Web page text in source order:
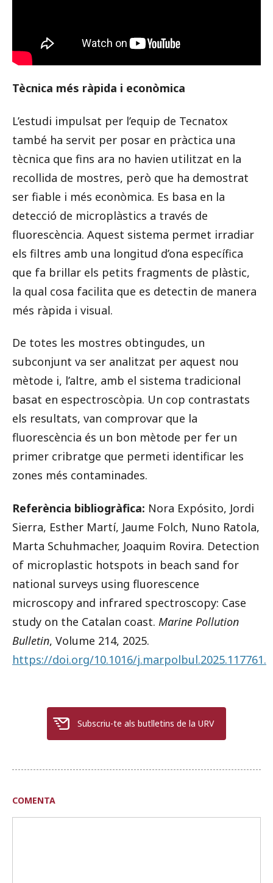
Tècnica més ràpida i econòmica
L’estudi impulsat per l’equip de Tecnatox
també ha servit per posar en pràctica una
tècnica que fins ara no havien utilitzat en la
recollida de mostres, però que ha demostrat
ser fiable i més econòmica. Es basa en la
detecció de microplàstics a través de
fluorescència. Aquest sistema permet irradiar
els filtres amb una longitud d’ona específica
que fa brillar els petits fragments de plàstic,
la qual cosa facilita que es detectin de manera
més ràpida i visual.
De totes les mostres obtingudes, un
subconjunt va ser analitzat per aquest nou
mètode i, l’altre, amb el sistema tradicional
basat en espectroscòpia. Un cop contrastats
els resultats, van comprovar que la
fluorescència és un bon mètode per fer un
primer cribratge que permeti identificar les
zones més contaminades.
Referència bibliogràfica: Nora Expósito, Jordi
Sierra, Esther Martí, Jaume Folch, Nuno Ratola,
Marta Schuhmacher, Joaquim Rovira. Detection
of microplastic hotspots in beach sand for
national surveys using fluorescence
microscopy and infrared spectroscopy: Case
study on the Catalan coast. Marine Pollution
Bulletin, Volume 214, 2025.
https://doi.org/10.1016/j.marpolbul.2025.117761.
Subscriu-te als butlletins de la URV
COMENTA